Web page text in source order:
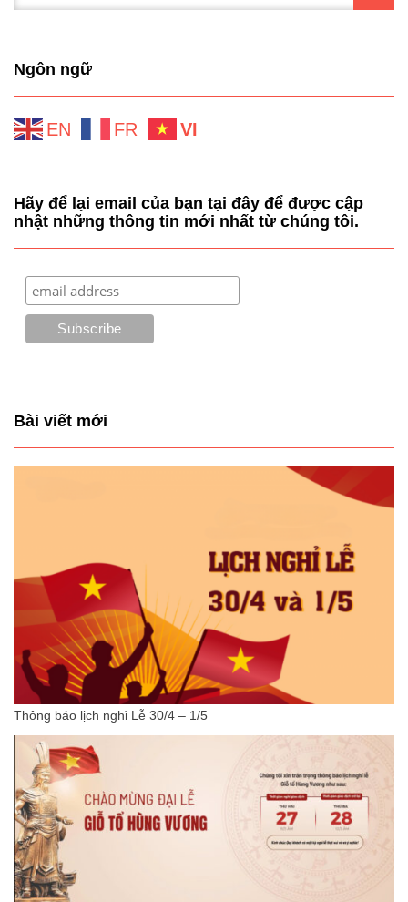
Ngôn ngữ
EN FR VI
Hãy để lại email của bạn tại đây để được cập
nhật những thông tin mới nhất từ chúng tôi.
Bài viết mới
Thông báo lịch nghỉ Lễ 30/4 – 1/5